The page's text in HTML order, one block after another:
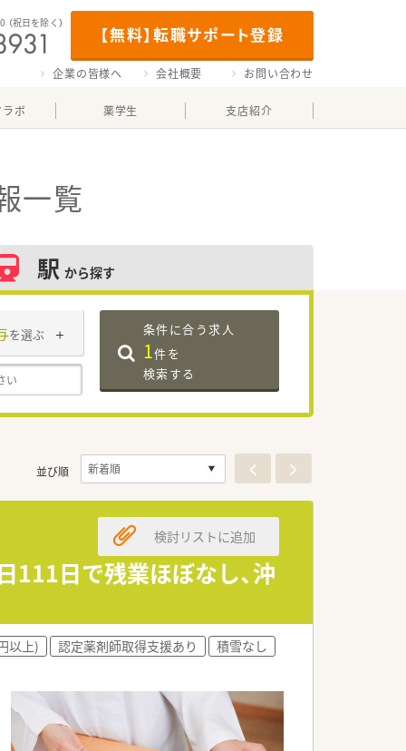
【無料】転職サポート登録
（祝日を除く）
企業の皆様へ 会社概要 お問い合わせ
ボ 薬学生 支店紹介
一覧
駅 から探す
を選ぶ 条件に合う求人
1件を
検索する
並び順
111日で残業ほぼなし、沖
検討リストに追加
以上) 認定薬剤師取得支援あり
積雪なし